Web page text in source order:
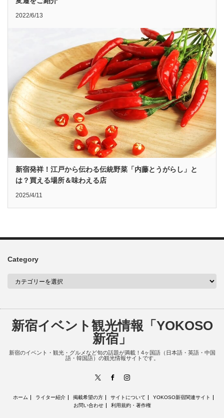
2022/6/13
新宿発祥！江戸から伝わる伝統野菜「内藤とうがらし」と
は？買える場所＆味わえる店
2025/4/11
Category
新宿イベント観光情報「YOKOSO
新宿」
新宿のイベント・観光・グルメなど旬の話題が満載！4ヶ国語（日本語・英語・中国
語・韓国語）の観光情報サイトです。
Facebook
ホーム ライター紹介 掲載希望の方 サイトについて
YOKOSO新宿関連サイト
お問い合わせ
利用規約・著作権